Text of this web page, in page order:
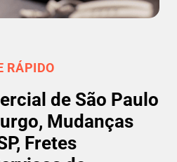
RÁPIDO
de São Paulo
Mudanças
Fretes